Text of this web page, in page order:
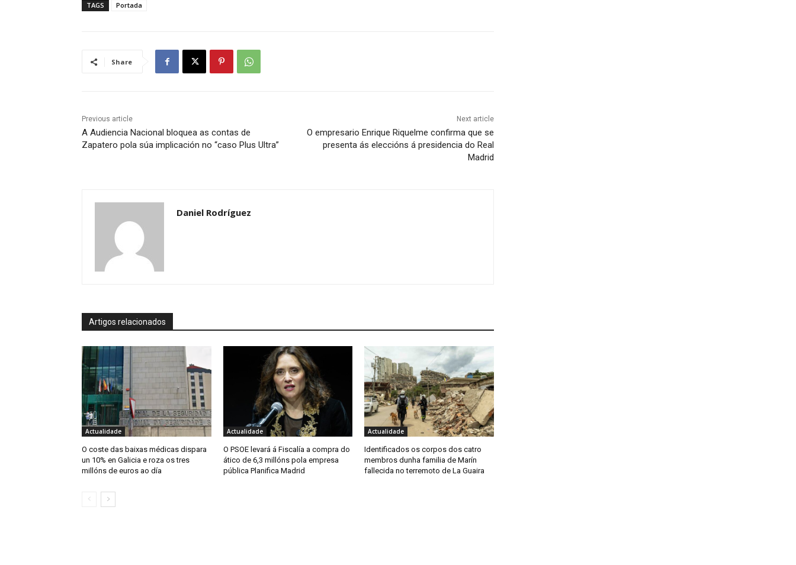
TAGS Portada
Share
Previous article
A Audiencia Nacional bloquea as contas de
Zapatero pola súa implicación no “caso Plus Ultra”
Next article
O empresario Enrique Riquelme confirma que se
presenta ás eleccións á presidencia do Real
Madrid
Daniel Rodríguez
Artigos relacionados
Actualidade
O coste das baixas médicas dispara
un 10% en Galicia e roza os tres
millóns de euros ao día
Actualidade
O PSOE levará á Fiscalía a compra do
ático de 6,3 millóns pola empresa
pública Planifica Madrid
Actualidade
Identificados os corpos dos catro
membros dunha familia de Marín
fallecida no terremoto de La Guaira